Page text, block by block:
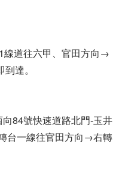
道往六甲、官田方向→
達。
84號快速道路北門-玉井
台一線往官田方向→右轉